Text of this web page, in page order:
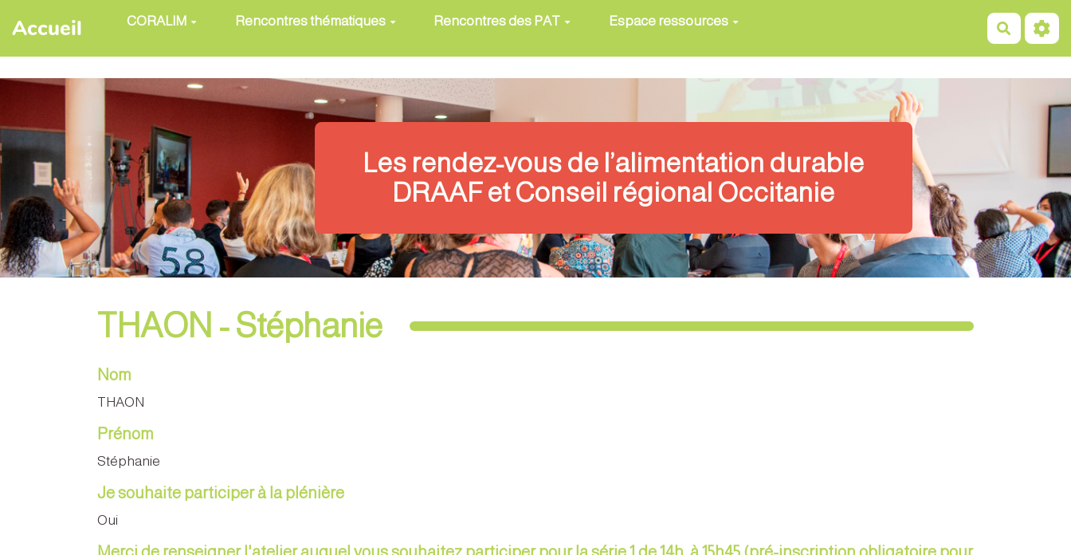
Aller au contenu principal
Accueil CORALIM Rencontres thématiques Rencontres des PAT Espace ressources
Les rendez-vous de l’alimentation durable
DRAAF et Conseil régional Occitanie
THAON - Stéphanie
Nom
THAON
Prénom
Stéphanie
Je souhaite participer à la plénière
Oui
Merci de renseigner l'atelier auquel vous souhaitez participer pour la série 1 de 14h à 15h45 (pré-inscription obligatoire pour